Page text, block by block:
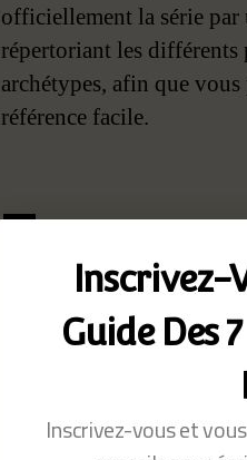
officiellement la série
répertoriant les différents
archétypes, afin que
référence facile.
Trouvez
Inscrivez-
Guide Des
Inscrivez-vous et